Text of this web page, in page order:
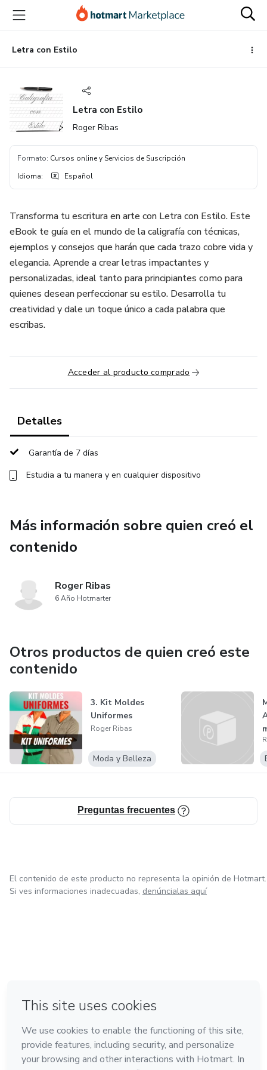
principal
página
de
página
Letra con Estilo
Letra con Estilo
Roger Ribas
Formato: Cursos online y Servicios de Suscripción
Idioma: Español
Transforma tu escritura en arte con Letra con Estilo. Este
eBook te guía en el mundo de la caligrafía con técnicas,
ejemplos y consejos que harán que cada trazo cobre vida y
elegancia. Aprende a crear letras impactantes y
personalizadas, ideal tanto para principiantes como para
quienes desean perfeccionar su estilo. Desarrolla tu
creatividad y dale un toque único a cada palabra que
escribas.
Acceder al producto comprado
Detalles
Garantía de 7 días
Estudia a tu manera y en cualquier dispositivo
Más información sobre quien creó el
contenido
Roger Ribas
6 Año Hotmarter
Otros productos de quien creó este
contenido
3. Kit Moldes
Uniformes
Roger Ribas
Moda y Belleza
Preguntas frecuentes
El contenido de este producto no representa la opinión de Hotmart.
Si ves informaciones inadecuadas, denúncialas aquí
Hecho con❤ en Belo Horizonte